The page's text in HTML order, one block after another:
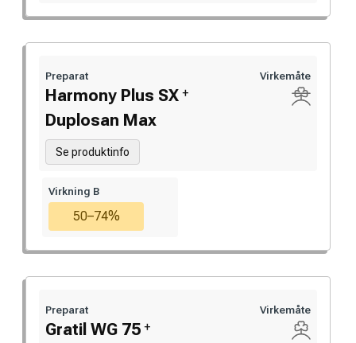
Preparat
Harmony Plus SX +
Duplosan Max
Se produktinfo
Virkemåte
Virkning B
50–74%
Preparat
Gratil WG 75 +
Virkemåte